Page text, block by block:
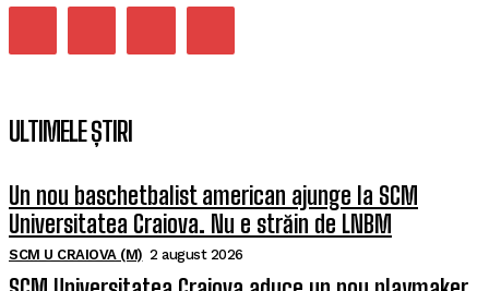
ULTIMELE ȘTIRI
Un nou baschetbalist american ajunge la SCM
Universitatea Craiova. Nu e străin de LNBM
SCM U CRAIOVA (M) 2 august 2026